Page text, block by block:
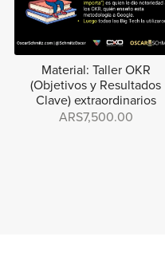
Material: Taller OKR
(Objetivos y Resultados
Clave) extraordinarios
ARS7,500.00